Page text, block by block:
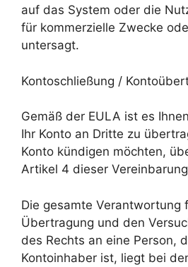
auf das System oder die
für kommerzielle Zwecke
untersagt.
Kontoschließung /
Gemäß der EULA ist es
Ihr Konto an Dritte zu
Konto kündigen möchten,
Artikel 4 dieser
Die gesamte Verantwortung
Übertragung und den
des Rechts an eine Person,
Kontoinhaber ist, liegt bei